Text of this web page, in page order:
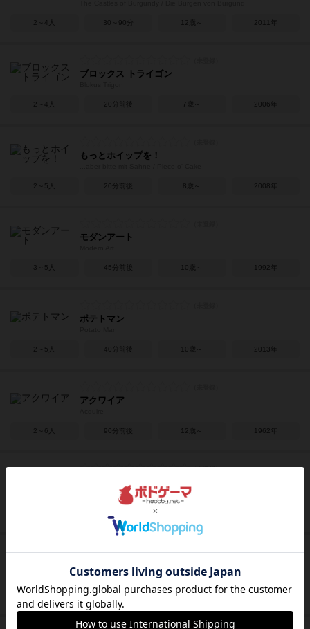
2～4人 30～90分 12歳～ 2011年
ブロックス トライゴン
2～4人 20分前後 7歳～ 2006年
もっとホイップを！
2～5人 20分前後 8歳～ 2008年
モダンアート
3～5人 45分前後 10歳～ 1992年
ポテトマン
2～5人 40分前後 10歳～ 2013年
アクワイア
2～6人 90分前後 12歳～ 1962年
Blokus / The Strategy Game
Bob Jiten
3～8人 30分前後 10歳～ 2017年